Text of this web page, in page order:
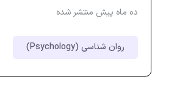
ده ماه پیش منتشر شده
روان شناسی (Psychology)